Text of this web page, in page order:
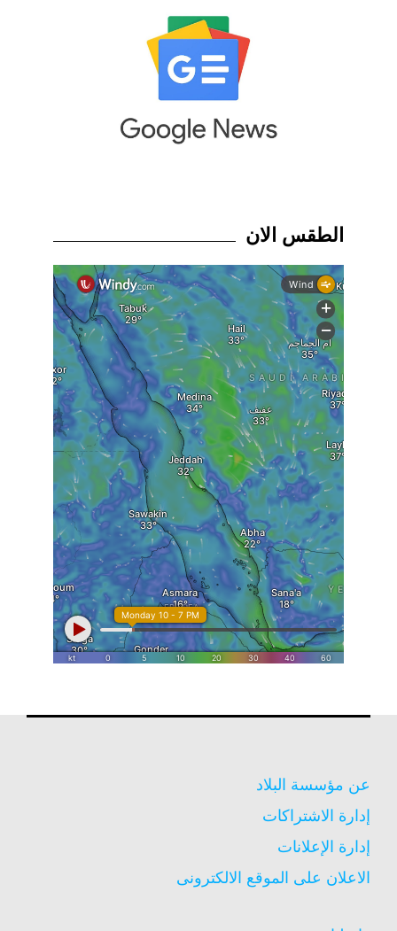
الطقس الان
عن مؤسسة البلاد
إدارة الاشتراكات
إدارة الإعلانات
الاعلان على الموقع الالكترونى